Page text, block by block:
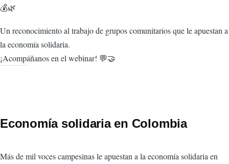
💰🌿
Un reconocimiento al trabajo de grupos comunitarios que le apuestan a
la economía solidaria.
¡Acompáñanos en el webinar! 💬🤝
Economía solidaria en Colombia
Más de mil voces campesinas le apuestan a la economía solidaria en